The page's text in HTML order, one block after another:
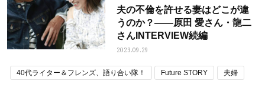
夫の不倫を許せる妻はどこが違
うのか？――原田 愛さん・龍二
さんINTERVIEW続編
2023.09.29
40代ライター＆フレンズ、語り合い隊！ Future STORY 夫婦